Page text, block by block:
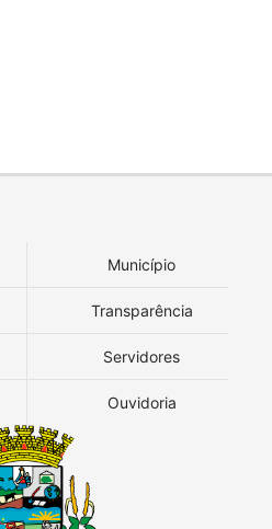
Município
Transparência
Servidores
Ouvidoria